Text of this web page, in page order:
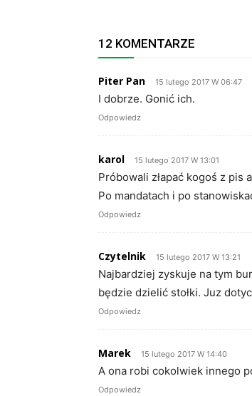
12 KOMENTARZE
Piter Pan 15 lutego 2017 W 06:47
I dobrze. Gonić ich.
Odpowiedz
karol 15 lutego 2017 W 13:01
Próbowali złapać kogoś z pis
Po mandatach i po
Odpowiedz
Czytelnik 15 lutego 2017 W 13:21
Najbardziej zyskuje na tym
będzie dzielić stołki. Juz
Odpowiedz
Marek 15 lutego 2017 W 14:40
A ona robi cokolwiek innego
Odpowiedz